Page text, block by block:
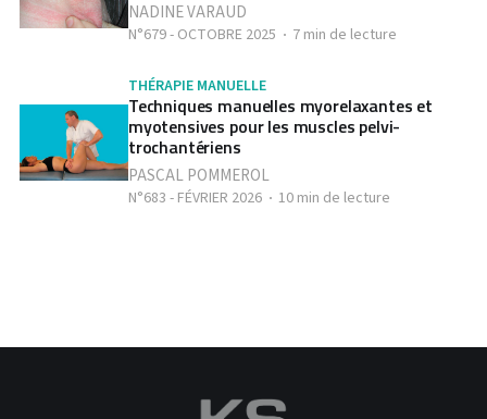
NADINE VARAUD
N°679 - OCTOBRE 2025 7 min de lecture
THÉRAPIE MANUELLE
Techniques manuelles myorelaxantes et
myotensives pour les muscles pelvi-
trochantériens
PASCAL POMMEROL
N°683 - FÉVRIER 2026 10 min de lecture